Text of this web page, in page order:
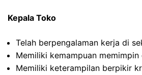
Kepala Toko
Telah berpengalaman kerja di
Memiliki kemampuan
Memiliki keterampilan berpikir